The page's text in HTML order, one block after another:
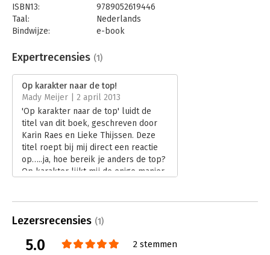
de praktijk via begeleiding van individuen, teams en
organisaties.
'Een must voor elk bedrijf dat diversiteit serieus neemt. Het
- Niek Hoek, voorzitter RvB Delta Lloyd Groep
'Diversiteit vraagt om echt anders kijken naar kwaliteiten en
talenten van mensen. Dit boek biedt interventies die e ect
hebben.'
- Pamela Boumeester, ona ankelijk commissaris o.a. bij
Heijmans, Ordina en de Persgroep
ISBN13:
9789052619446
Taal:
Nederlands
Bindwijze:
e-book
Bestandsformaat:
epub
Uitgever:
Druk:
1
Verschijningsdatum:
1-3-2013
Hoofdrubriek: Leiderschap
Expertrecensies (1)
Op karakter naar de top!
Mady Meijer | 2 april 2013
'Op karakter naar de top' luidt de
titel van dit boek, geschreven door
Karin Raes en Lieke Thijssen. Deze
titel roept bij mij direct een reactie
op…..ja, hoe bereik je anders de top?
Op karakter lijkt mij de enige manier,
Lezersrecensies (1)
5.0 2 stemmen